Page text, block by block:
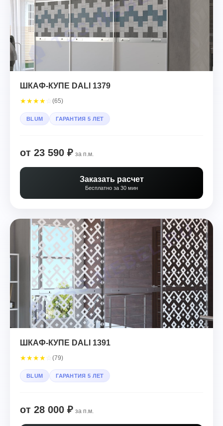
ШКАФ-КУПЕ DALI 1379
★★★★ (65)
BLUM ГАРАНТИЯ 5 ЛЕТ
от 23 590 ₽ за п.м.
Заказать расчет
Бесплатно за 30 мин
ШКАФ-КУПЕ DALI 1391
★★★★ (79)
BLUM ГАРАНТИЯ 5 ЛЕТ
от 28 000 ₽ за п.м.